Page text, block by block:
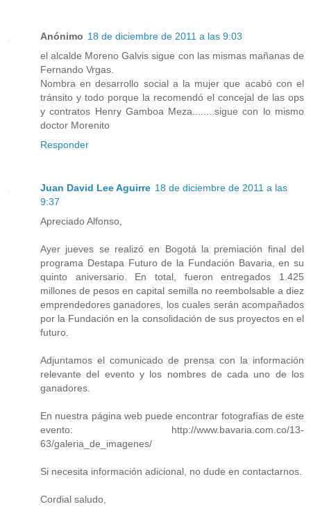
Anónimo 18 de diciembre de 2011 a las 9:03
el alcalde Moreno Galvis sigue con las mismas mañanas de
Fernando Vrgas.
Nombra en desarrollo social a la mujer que acabó con el
tránsito y todo porque la recomendó el concejal de las ops
y contratos Henry Gamboa Meza........sigue con lo mismo
doctor Morenito
Responder
Juan David Lee Aguirre 18 de diciembre de 2011 a las
9:37
Apreciado Alfonso,
Ayer jueves se realizó en Bogotá la premiación final del
programa Destapa Futuro de la Fundación Bavaria, en su
quinto aniversario. En total, fueron entregados 1.425
millones de pesos en capital semilla no reembolsable a diez
emprendedores ganadores, los cuales serán acompañados
por la Fundación en la consolidación de sus proyectos en el
futuro.
Adjuntamos el comunicado de prensa con la información
relevante del evento y los nombres de cada uno de los
ganadores.
En nuestra página web puede encontrar fotografías de este
evento: http://www.bavaria.com.co/13-
63/galeria_de_imagenes/
Si necesita información adicional, no dude en contactarnos.
Cordial saludo,